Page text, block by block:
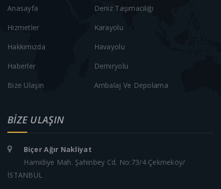
Anasayfa
Hizmetler
Hakkımızda
Haberler
Bize Ulaşın
Deniz Taşımacılığı
Karayolu
Havayolu
Demiryolu
Ambalaj Ve Depolama
BIZE ULAŞIN
Biçer Ağır Nakliyat
Hamidiye Mah. Şahinbey Cd. No:73/4 Çekmeköy/
İSTANBUL